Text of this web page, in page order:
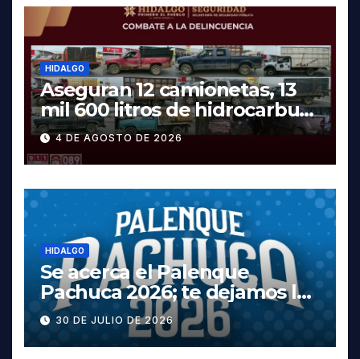
HIDALGO
Aseguran 12 camionetas, 13
mil 600 litros de hidrocarburo
y dos vehículos robados en
Tula
4 DE AGOSTO DE 2026
HIDALGO
Se acerca el Palenque
Pachuca 2026; te dejamos la
cartelera completa, las
fechas y los precios
30 DE JULIO DE 2026